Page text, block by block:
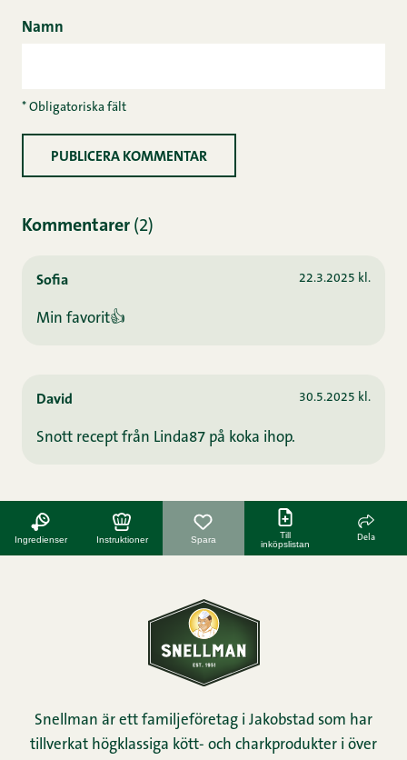
Namn
* Obligatoriska fält
Kommentarer (2)
Sofia 22.3.2025 kl.
Min favorit👍
David 30.5.2025 kl.
Snott recept från Linda87 på koka ihop.
Ingredienser Instruktioner Spara
Till
inköpslistan
Dela
Snellman är ett familjeföretag i Jakobstad som har
tillverkat högklassiga kött- och charkprodukter i över